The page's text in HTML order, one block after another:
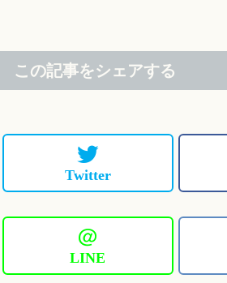
この記事をシェアする
Twitter
＠
LINE